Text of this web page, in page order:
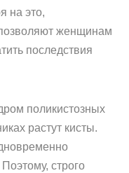
на это,
женщинам
последствия
поликистозных
растут кисты.
строго